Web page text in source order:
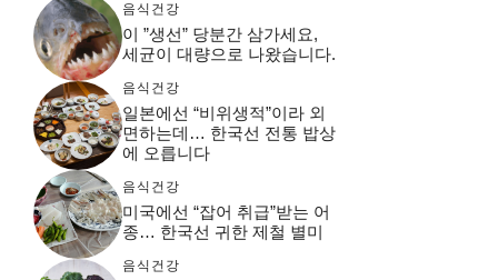
음식건강
이 ”생선” 당분간 삼가세요,
세균이 대량으로 나왔습니다.
음식건강
일본에선 “비위생적”이라 외
면하는데… 한국선 전통 밥상
에 오릅니다
음식건강
미국에선 “잡어 취급”받는 어
종… 한국선 귀한 제철 별미
음식건강